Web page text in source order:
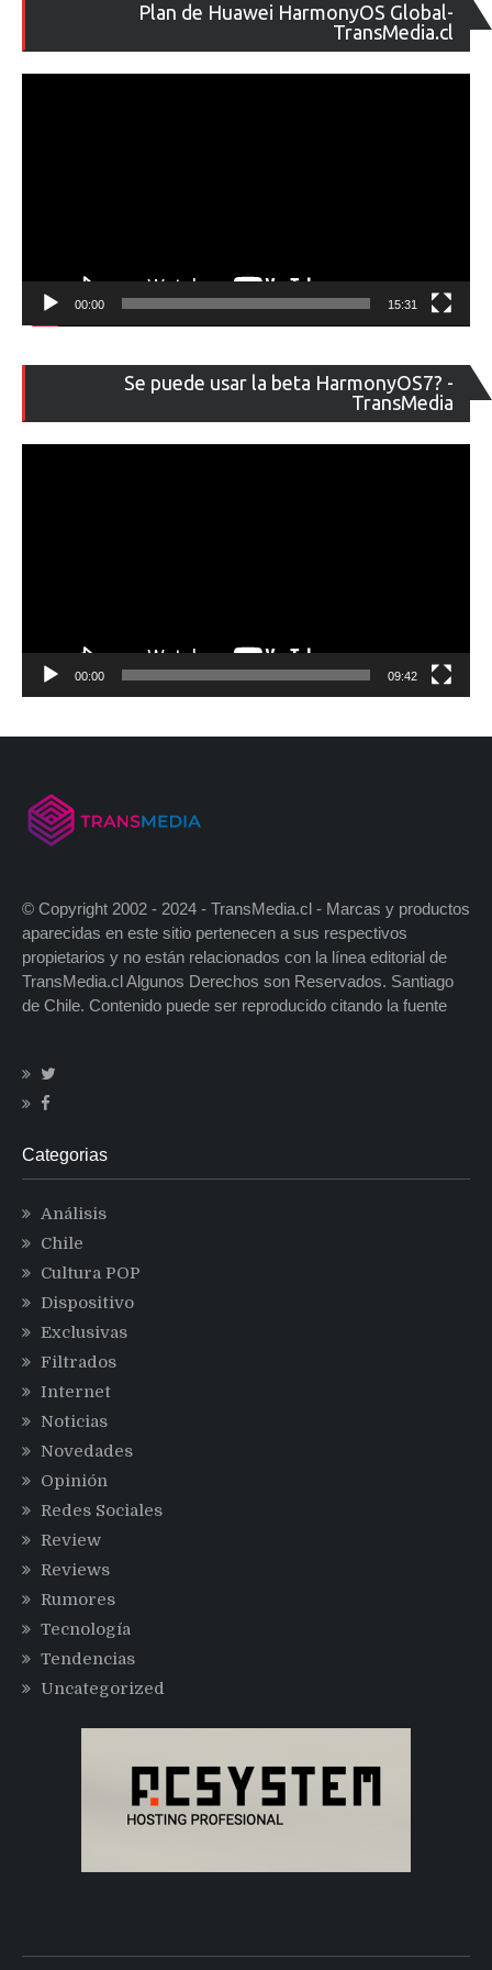
Plan de Huawei HarmonyOS Global-
TransMedia.cl
de
00:00 15:31
Se puede usar la beta HarmonyOS7? -
TransMedia
de
00:00 09:42
© Copyright 2002 - 2024 - TransMedia.cl - Marcas y productos
aparecidas en este sitio pertenecen a sus respectivos
propietarios y no están relacionados con la línea editorial de
TransMedia.cl Algunos Derechos son Reservados. Santiago
de Chile. Contenido puede ser reproducido citando la fuente
Categorias
Análisis
Chile
Cultura POP
Dispositivo
Exclusivas
Filtrados
Internet
Noticias
Novedades
Opinión
Redes Sociales
Review
Reviews
Rumores
Tecnología
Tendencias
Uncategorized